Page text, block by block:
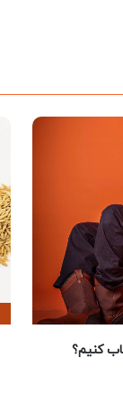
کنیم؟